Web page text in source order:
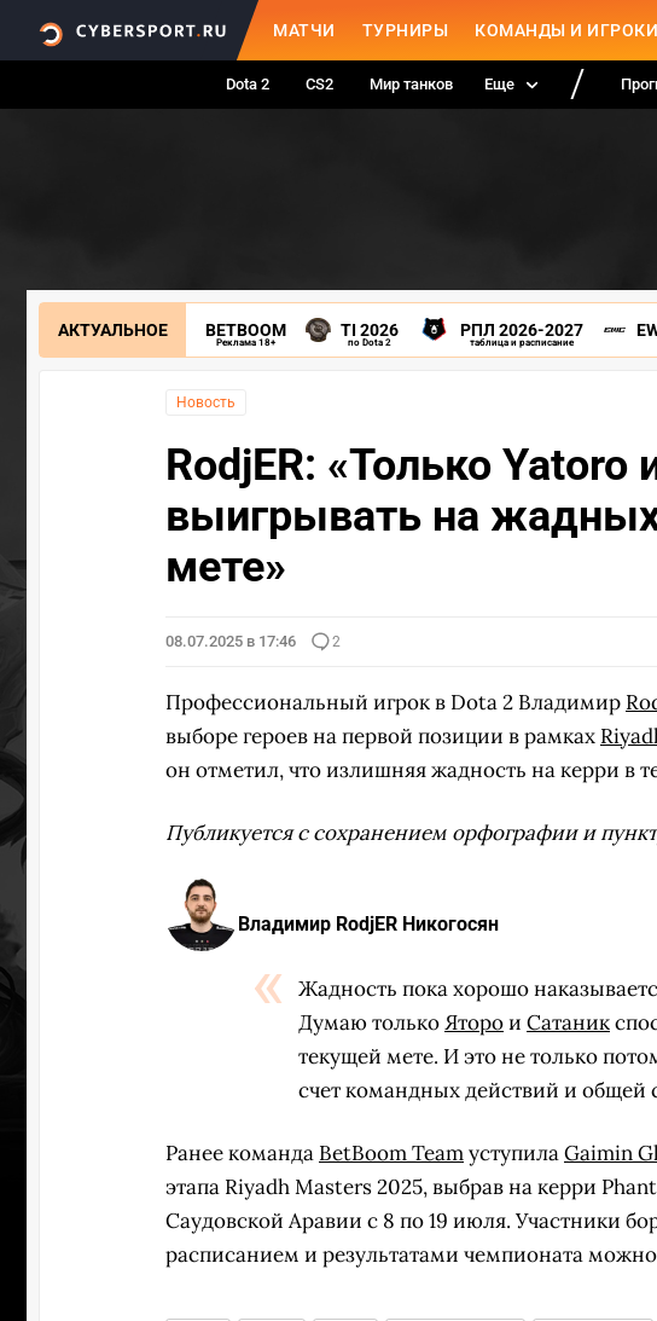
МАТЧИ ТУРНИРЫ КОМАНДЫ И ИГРОКИ
Dota 2 CS2 Мир танков Еще
АКТУАЛЬНОЕ BETBOOM
Реклама 18+
TI 2026
по Dota 2
РПЛ 2026-2027
таблица и расписание
Новость
RodjER: «Только Yatoro
выигрывать на
мете»
08.07.2025 в 17:46 2
Профессиональный игрок в Dota 2 Владимир
выборе героев на первой позиции в рамках
он отметил, что излишняя жадность на керри в
Публикуется с сохранением орфографии и
Владимир RodjER Никогосян
Жадность пока хорошо
Думаю толькоЯторои Сатаник
текущей мете. И это не только
счет командных действий и общей
Ранее команда BetBoom TeamуступилаGaimin
этапа Riyadh Masters 2025, выбрав на керри
Саудовской Аравии с 8 по 19 июля. Участники
расписанием и результатами чемпионата